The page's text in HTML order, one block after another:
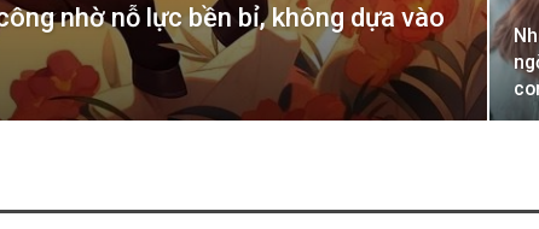
nhờ nỗ lực bền bỉ, không dựa vào